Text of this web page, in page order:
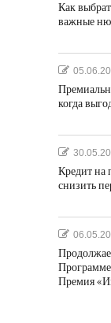
Как
важные
когда
Кредит на
снизить
Премия